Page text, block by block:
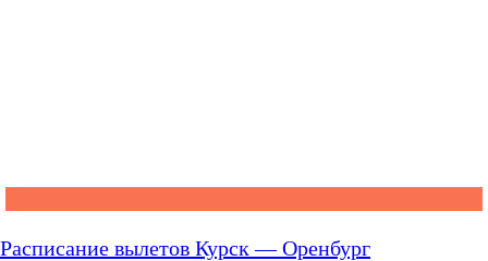
Расписание вылетов Курск — Оренбург